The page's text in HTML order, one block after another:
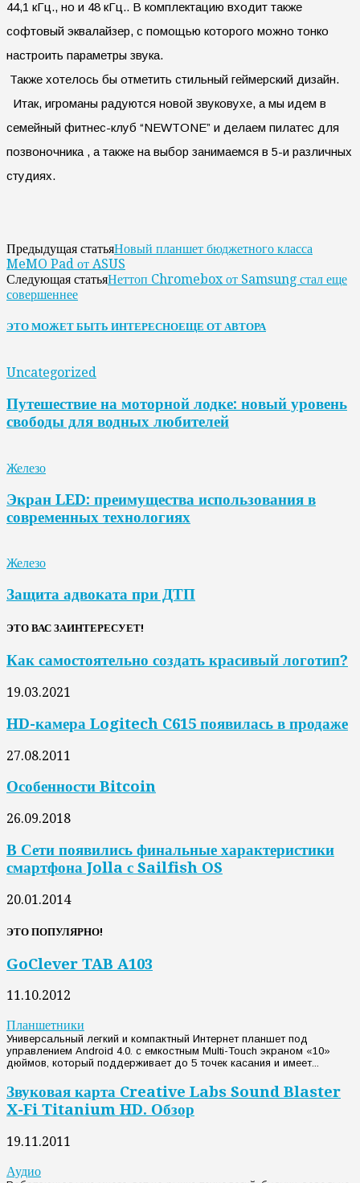
44,1 кГц., но и 48 кГц.. В комплектацию входит также
софтовый эквалайзер, с помощью которого можно тонко
настроить параметры звука.
Также хотелось бы отметить стильный геймерский дизайн.
Итак, игроманы радуются новой звуковухе, а мы идем в
семейный фитнес-клуб “NEWTONE” и делаем пилатес для
позвоночника , а также на выбор занимаемся в 5-и различных
студиях.
Предыдущая статьяНовый планшет бюджетного класса
MeMO Pad от ASUS
Следующая статьяНеттоп Chromebox от Samsung стал еще
совершеннее
ЭТО МОЖЕТ БЫТЬ ИНТЕРЕСНОЕЩЕ ОТ АВТОРА
Uncategorized
Путешествие на моторной лодке: новый уровень
свободы для водных любителей
Железо
Экран LED: преимущества использования в
современных технологиях
Железо
Защита адвоката при ДТП
ЭТО ВАС ЗАИНТЕРЕСУЕТ!
Как самостоятельно создать красивый логотип?
19.03.2021
HD-камера Logitech C615 появилась в продаже
27.08.2011
Особенности Bitcoin
26.09.2018
В Сети появились финальные характеристики
смартфона Jolla с Sailfish OS
20.01.2014
ЭТО ПОПУЛЯРНО!
GoClever TAB A103
11.10.2012
Планшетники
Универсальный легкий и компактный Интернет планшет под
управлением Android 4.0. с емкостным Multi-Touch экраном «10»
дюймов, который поддерживает до 5 точек касания и имеет...
Звуковая карта Creative Labs Sound Blaster
X-Fi Titanium HD. Обзор
19.11.2011
Аудио